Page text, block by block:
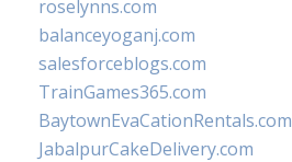
roselynns.com
balanceyoganj.com
salesforceblogs.com
TrainGames365.com
BaytownEvaCationRentals.com
JabalpurCakeDelivery.com